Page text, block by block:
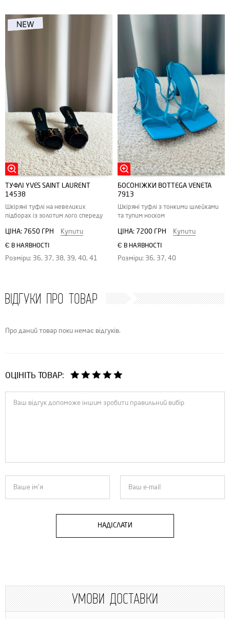
ТУФЛІ YVES SAINT LAURENT
14538
Шкіряні туфлі на невеликих
підборах із золотим лого спереду
ЦІНА: 7650 ГРН Купити
Є В НАЯВНОСТІ
Розміри: 36, 37, 38, 39, 40, 41
БОСОНІЖКИ BOTTEGA VENETA
7913
Шкіряні туфлі з тонкими шлейками
та тупим носком
ЦІНА: 7200 ГРН Купити
Є В НАЯВНОСТІ
Розміри: 36, 37, 40
ВІДГУКИ ПРО ТОВАР
Про даний товар поки немає відгуків.
ОЦІНІТЬ ТОВАР:
НАДІСЛАТИ
УМОВИ ДОСТАВКИ